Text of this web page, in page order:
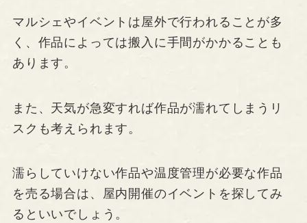
マルシェやイベントは屋外で行われることが多
く、作品によっては搬入に手間がかかることも
あります。
また、天気が急変すれば作品が濡れてしまうリ
スクも考えられます。
濡らしていけない作品や温度管理が必要な作品
を売る場合は、屋内開催のイベントを探してみ
るといいでしょう。